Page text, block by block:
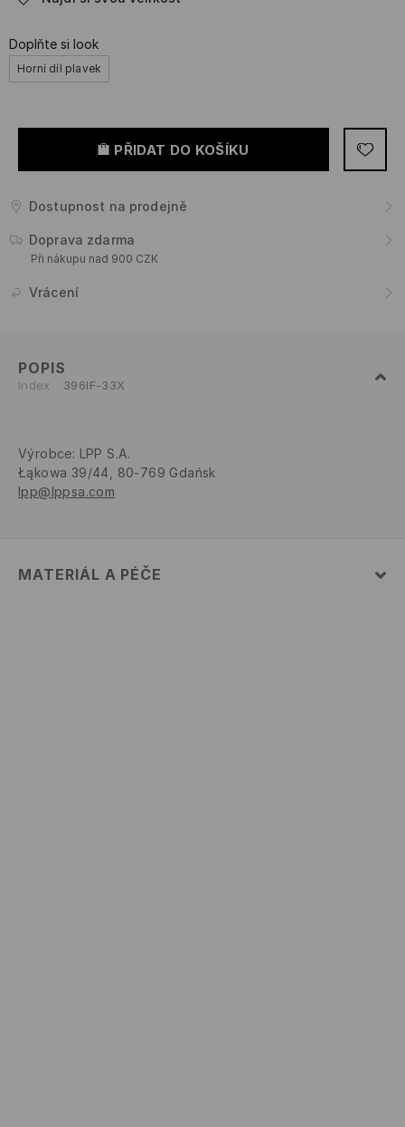
Doplňte si look
Horní díl plavek
PŘIDAT DO KOŠÍKU
Dostupnost na prodejně
Doprava zdarma
Při nákupu nad 900 CZK
Vrácení
POPIS
Index 396IF-33X
Výrobce: LPP S.A.
Łąkowa 39/44, 80-769 Gdańsk
lpp@lppsa.com
MATERIÁL A PÉČE